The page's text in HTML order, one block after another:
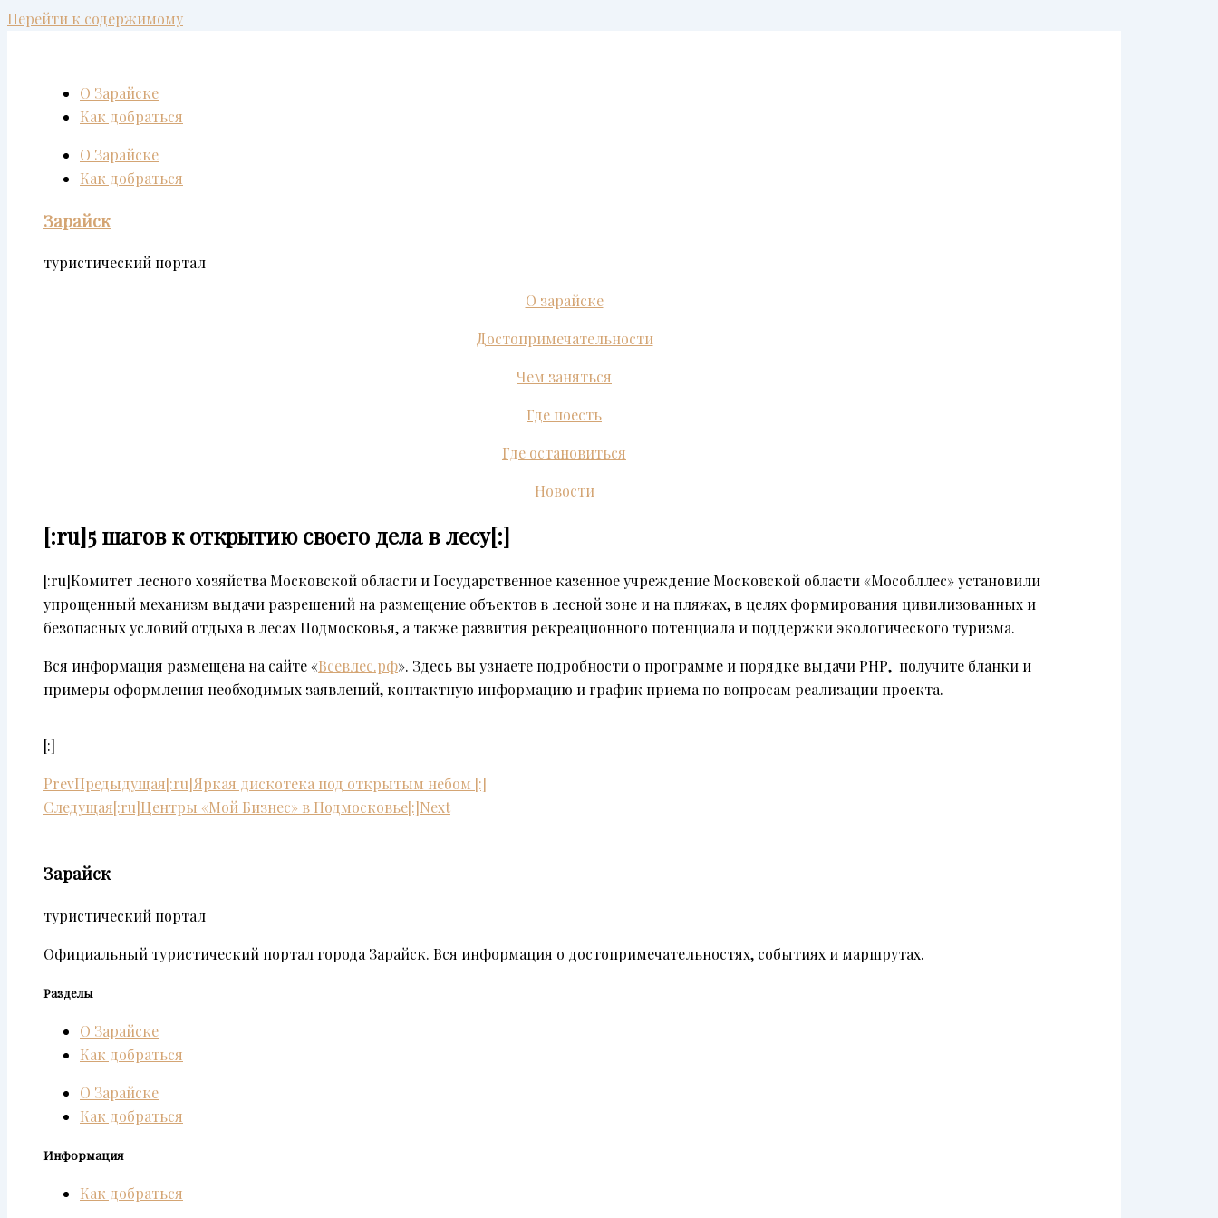
Перейти к содержимому
О Зарайске
Как добраться
О Зарайске
Как добраться
Зарайск
туристический портал
О зарайске
Достопримечательности
Чем заняться
Где поесть
Где остановиться
Новости
[:ru]5 шагов к открытию своего дела в лесу[:]
[:ru]Комитет лесного хозяйства Московской области и Государственное казенное учреждение Московской области «Мособллес» установили
упрощенный механизм выдачи разрешений на размещение объектов в лесной зоне и на пляжах, в целях формирования цивилизованных и
безопасных условий отдыха в лесах Подмосковья, а также развития рекреационного потенциала и поддержки экологического туризма.
Вся информация размещена на сайте «Всевлес.рф». Здесь вы узнаете подробности о программе и порядке выдачи РНР, получите бланки и
примеры оформления необходимых заявлений, контактную информацию и график приема по вопросам реализации проекта.
[:]
PrevПредыдущая[:ru]Яркая дискотека под открытым небом [:]
Следущая[:ru]Центры «Мой Бизнес» в Подмосковье[:]Next
Зарайск
туристический портал
Официальный туристический портал города Зарайск. Вся информация о достопримечательностях, событиях и маршрутах.
Разделы
О Зарайске
Как добраться
О Зарайске
Как добраться
Информация
Как добраться